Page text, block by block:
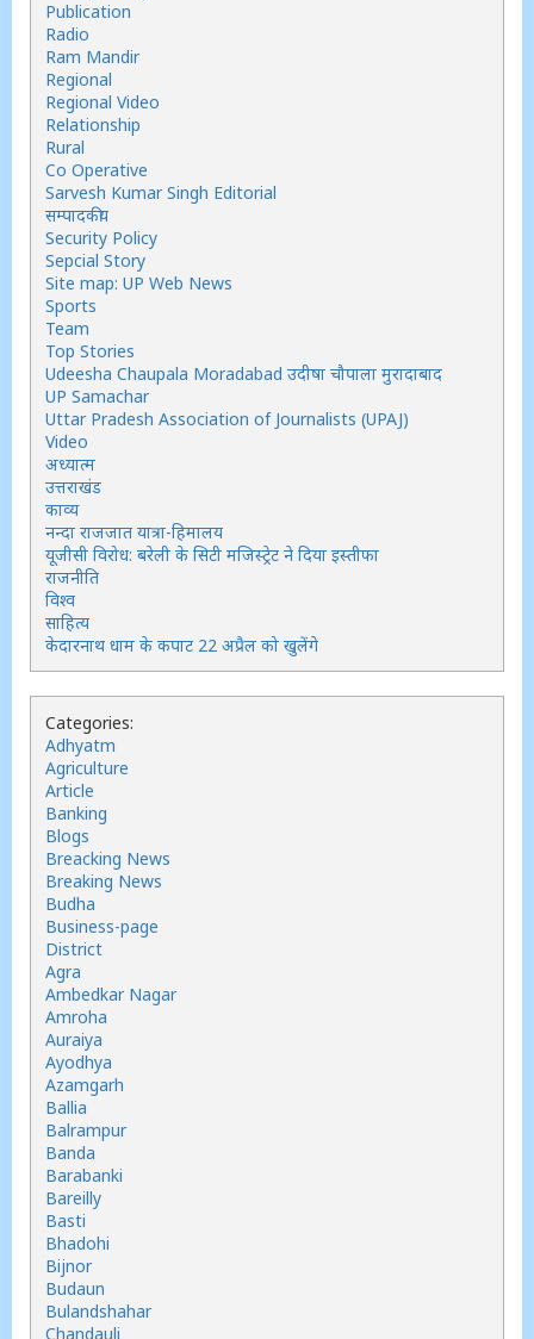
Publication
Radio
Ram Mandir
Regional
Regional Video
Relationship
Rural
Co Operative
Sarvesh Kumar Singh Editorial
सम्पादकीय
Security Policy
Sepcial Story
Site map: UP Web News
Sports
Team
Top Stories
Udeesha Chaupala Moradabad उदीषा चौपाला मुरादाबाद
UP Samachar
Uttar Pradesh Association of Journalists (UPAJ)
Video
अध्यात्म
उत्तराखंड
काव्य
नन्दा राजजात यात्रा-हिमालय
यूजीसी विरोध: बरेली के सिटी मजिस्ट्रेट ने दिया इस्तीफा
राजनीति
विश्व
साहित्य
केदारनाथ धाम के कपाट 22 अप्रैल को खुलेंगे
Categories:
Adhyatm
Agriculture
Article
Banking
Blogs
Breacking News
Breaking News
Budha
Business-page
District
Agra
Ambedkar Nagar
Amroha
Auraiya
Ayodhya
Azamgarh
Ballia
Balrampur
Banda
Barabanki
Bareilly
Basti
Bhadohi
Bijnor
Budaun
Bulandshahar
Chandauli